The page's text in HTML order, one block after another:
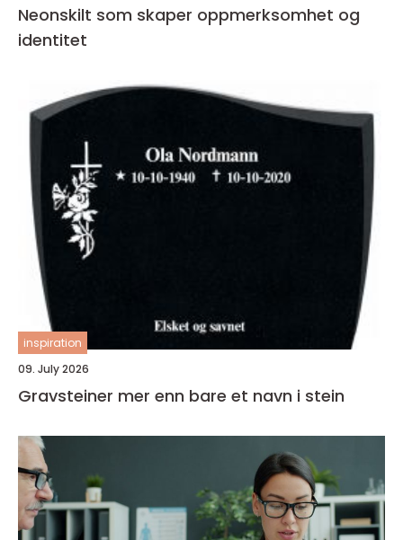
Neonskilt som skaper oppmerksomhet og
identitet
inspiration
09. July 2026
Gravsteiner mer enn bare et navn i stein